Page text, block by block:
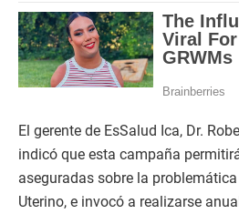
El gerente de EsSalud Ica, Dr.
indicó que esta campaña
aseguradas sobre la
Uterino, e invocó a realizarse